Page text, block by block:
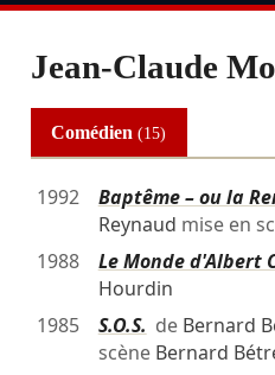
Jean-Claude
Comédien(15)
1992 Baptême – ou la
Reynaud mise en
1988
Le Monde d'Albert
Hourdin
1985
S.O.S. de Bernard
scène Bernard